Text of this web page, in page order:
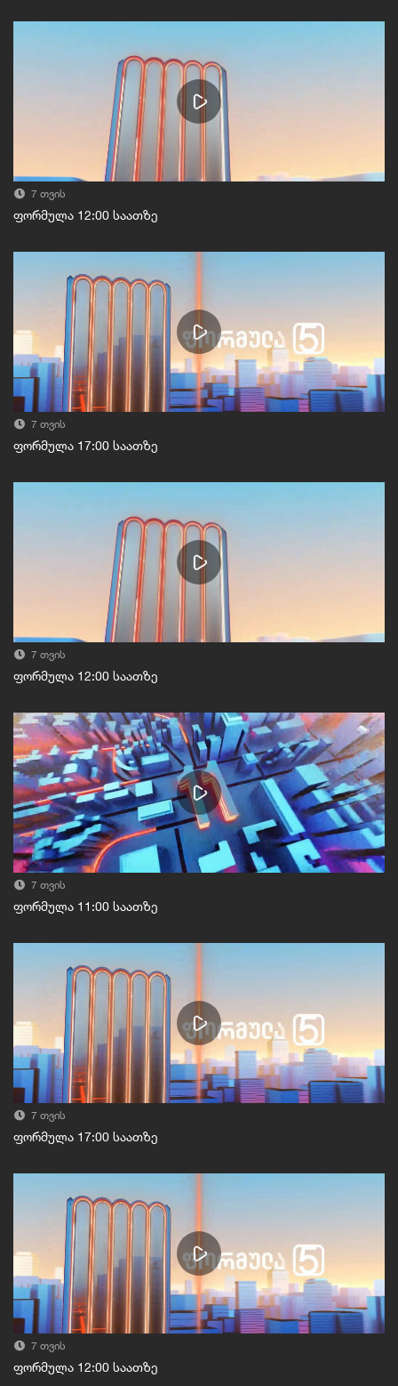
7 თვის
ფორმულა 12:00 საათზე
7 თვის
ფორმულა 17:00 საათზე
7 თვის
ფორმულა 12:00 საათზე
7 თვის
ფორმულა 11:00 საათზე
7 თვის
ფორმულა 17:00 საათზე
7 თვის
ფორმულა 12:00 საათზე